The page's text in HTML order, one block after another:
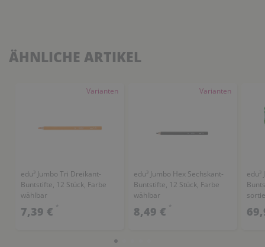
ÄHNLICHE ARTIKEL
Varianten
edu³ Jumbo Tri Dreikant-
Buntstifte, 12 Stück, Farbe
wählbar
7,39 € *
Varianten
edu³ Jumbo Hex Sechskant-
Buntstifte, 12 Stück, Farbe
wählbar
8,49 € *
edu³